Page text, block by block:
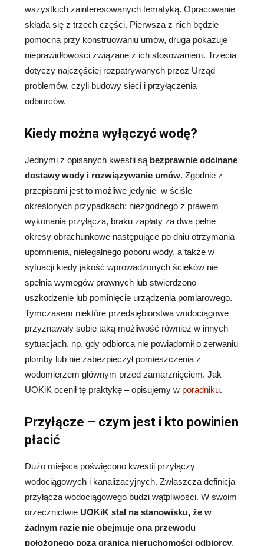
wszystkich zainteresowanych tematyką. Opracowanie
składa się z trzech części. Pierwsza z nich będzie
pomocna przy konstruowaniu umów, druga pokazuje
nieprawidłowości związane z ich stosowaniem. Trzecia
dotyczy najczęściej rozpatrywanych przez Urząd
problemów, czyli budowy sieci i przyłączenia
odbiorców.
Kiedy można wyłączyć wodę?
Jednymi z opisanych kwestii są bezprawnie odcinane
dostawy wody i rozwiązywanie umów. Zgodnie z
przepisami jest to możliwe jedynie w ściśle
określonych przypadkach: niezgodnego z prawem
wykonania przyłącza, braku zapłaty za dwa pełne
okresy obrachunkowe następujące po dniu otrzymania
upomnienia, nielegalnego poboru wody, a także w
sytuacji kiedy jakość wprowadzonych ścieków nie
spełnia wymogów prawnych lub stwierdzono
uszkodzenie lub pominięcie urządzenia pomiarowego.
Tymczasem niektóre przedsiębiorstwa wodociągowe
przyznawały sobie taką możliwość również w innych
sytuacjach, np. gdy odbiorca nie powiadomił o zerwaniu
plomby lub nie zabezpieczył pomieszczenia z
wodomierzem głównym przed zamarznięciem. Jak
UOKiK ocenił tę praktykę – opisujemy w poradniku.
Przyłącze – czym jest i kto powinien
płacić
Dużo miejsca poświęcono kwestii przyłączy
wodociągowych i kanalizacyjnych. Zwłaszcza definicja
przyłącza wodociągowego budzi wątpliwości. W swoim
orzecznictwie UOKiK stał na stanowisku, że w
żadnym razie nie obejmuje ona przewodu
położonego poza granicą nieruchomości odbiorcy.